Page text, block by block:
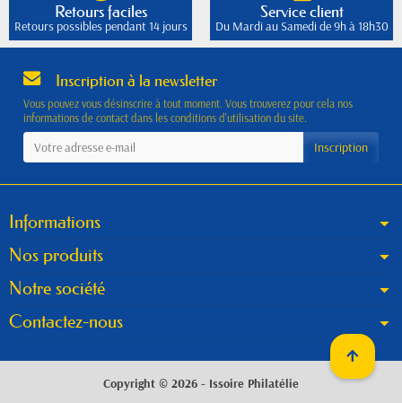
Retours faciles
Retours possibles pendant 14 jours
Service client
Du Mardi au Samedi de 9h à 18h30
Inscription à la newsletter
Vous pouvez vous désinscrire à tout moment. Vous trouverez pour cela nos
informations de contact dans les conditions d'utilisation du site.
Informations
Nos produits
Notre société
Contactez-nous
Copyright © 2026 - Issoire Philatélie